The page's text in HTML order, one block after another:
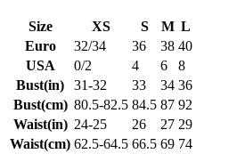
Size XS S M L
Euro
32/34 36 38 40
USA
0/2 4 6
8
Bust(in)
31-32 33 34 36
Bust(cm) 80.5-82.5 84.5 87 92
Waist(in) 24-25 26 27 29
Waist(cm) 62.5-64.5 66.5 69 74